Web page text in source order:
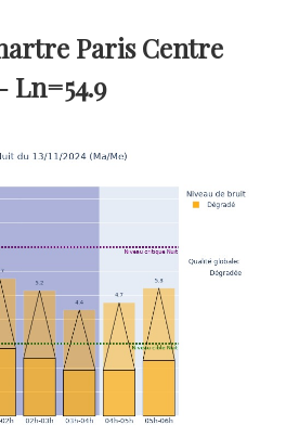
Paris Centre
Ln=54.9